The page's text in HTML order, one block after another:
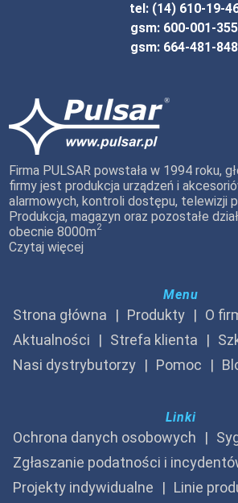
tel: (14) 610-19-
gsm: 600-001-355
gsm: 664-481-848
Firma PULSAR powstała w 1994 roku,
firmy jest produkcja urządzeń i
alarmowych, kontroli dostępu, telewizji
Produkcja, magazyn oraz pozostałe
obecnie 8000m2
Czytaj więcej
Menu
Strona główna Produkty
O
Aktualności
Strefa klienta
Nasi dystrybutorzy
Pomoc
Linki
Ochrona danych osobowych
Zgłaszanie podatności i
Projekty indywidualne
Linie